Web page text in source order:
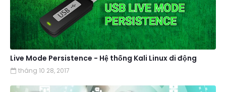
Live Mode Persistence - Hệ thống Kali Linux di động
tháng 10 28, 2017